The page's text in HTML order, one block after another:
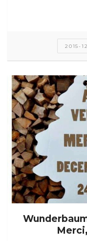
2015-